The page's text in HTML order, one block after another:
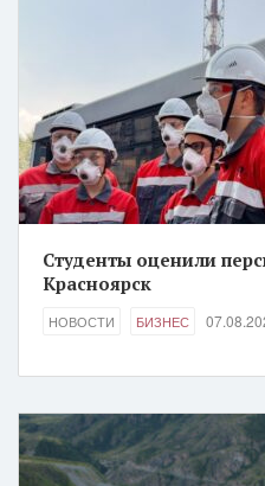
Студенты оценили
Красноярск
НОВОСТИ БИЗНЕС